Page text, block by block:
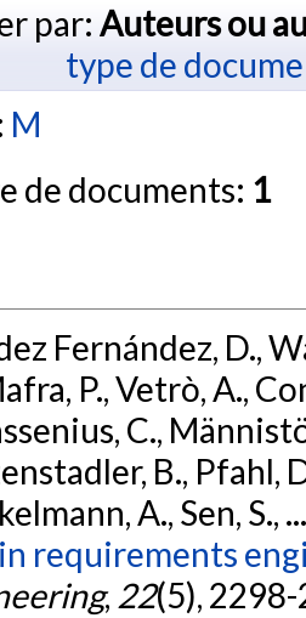
par: Auteurs ou
type de
M
de documents: 1
Fernández, D.,
P., Vetrò, A.,
C.,
B., Pfahl,
A., Sen,
requirements
, 22(5),